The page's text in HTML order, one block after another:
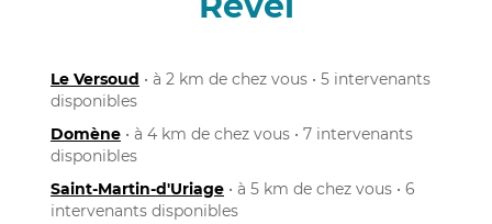
Le Versoud • à 2 km de chez vous • 5 intervenants
disponibles
Domène • à 4 km de chez vous • 7 intervenants
disponibles
Saint-Martin-d'Uriage • à 5 km de chez vous • 6
intervenants disponibles